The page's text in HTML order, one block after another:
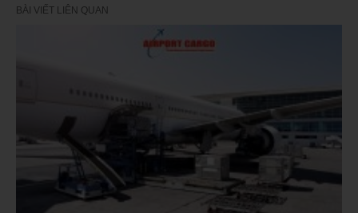
BÀI VIẾT LIÊN QUAN